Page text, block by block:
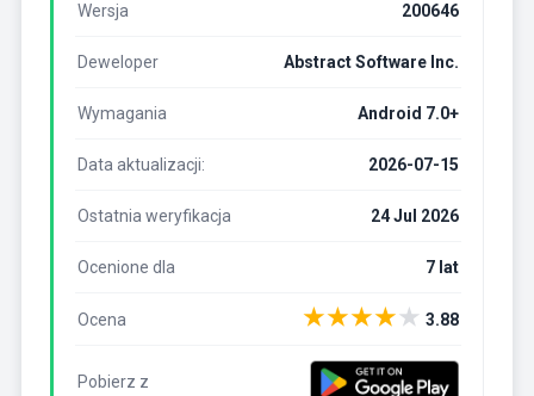
Wersja 200646
Deweloper Abstract Software Inc.
Wymagania Android 7.0+
Data aktualizacji: 2026-07-15
Ostatnia weryfikacja 24 Jul 2026
Ocenione dla 7 lat
Ocena ★★★★★ 3.88
Pobierz z